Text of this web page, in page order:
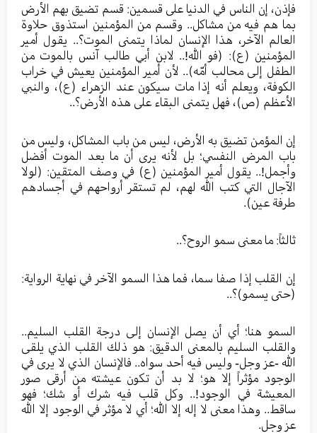
فإذن، إن الناس في الدنيا على قسمين: قسم تضيق بهم الأرض
بما هم فيه من مشاكل.. وقسم من المؤمنين استذوق حلاوة
العالم الآخر، هذا الإنسان لماذا يتمنى الموت؟.. يقول أمير
المؤمنين (ع): (فو الله!.. لابن أبي طالب آنس بالموت من
الطفل إلى محالب أمّه).. لأن أمير المؤمنين يعيش في خراب
الكوفة، ويعلم أنه إذا مات سيكون عند الزهراء (ع)، والنبي
الأعظم (ص)، فهل يتمنى البقاء على هذه الأرض؟..
إن المؤمن تضيق به الأرض، ليس من باب المشاكل، وليس من
باب المرض النفسي؛ بل لأنه يرى أن ما بعد الموت أفضل
وأجمل!.. يقول أمير المؤمنين (ع) في وصف المتقين: (لولا
الآجال التي كتب الله لهم، لم تستقر أرواحهم في أجسادهم
طرفة عين).
ثالثاً: ما معنى سمو الروح؟..
إن القلب إذا صفا سما، فما هذا السمو الآخر في نهاية الرواية:
(حتى يسمو)؟..
السمو هنا؛ أي أن يصل الإنسان إلى درجة القلب السليم..
والقلب السليم بالمعنى الدقيق: هو ذلك القلب الذي يلقى
الله -عز وجل- وليس فيه أحد سواه.. فالإنسان الذي لا يرى في
الوجود مؤثراً إلا هو؛ لا بد أن تكون عيشته من أرقى صور
المعيشة في الوجود!.. وكل قلب فيه شرك أو شك؛ فهو
ساقط.. وهذا معنى لا إله إلا الله؛ أي لا مؤثر في الوجود إلا الله
عز وجل.